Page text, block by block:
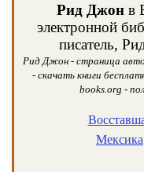
Рид Джонв
электронной
писатель,
Рид Джон - страница
- скачать книги
books.org -
Мексика